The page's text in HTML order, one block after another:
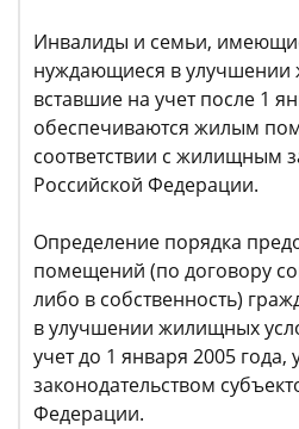
Инвалиды и семьи,
нуждающиеся в улучшении
вставшие на учет после 1
обеспечиваются жилым
соответствии с жилищным
Российской Федерации.
Определение порядка
помещений (по договору
либо в собственность)
в улучшении жилищных
учет до 1 января 2005 года,
законодательством
Федерации.